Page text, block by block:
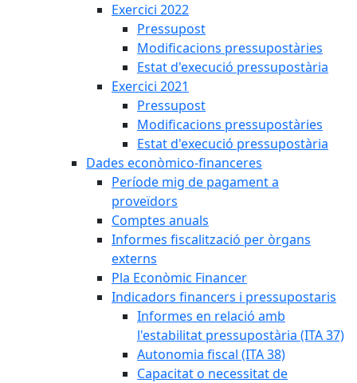
Exercici 2022
Pressupost
Modificacions pressupostàries
Estat d'execució pressupostària
Exercici 2021
Pressupost
Modificacions pressupostàries
Estat d'execució pressupostària
Dades econòmico-financeres
Període mig de pagament a
proveïdors
Comptes anuals
Informes fiscalització per òrgans
externs
Pla Econòmic Financer
Indicadors financers i pressupostaris
Informes en relació amb
l'estabilitat pressupostària (ITA 37)
Autonomia fiscal (ITA 38)
Capacitat o necessitat de